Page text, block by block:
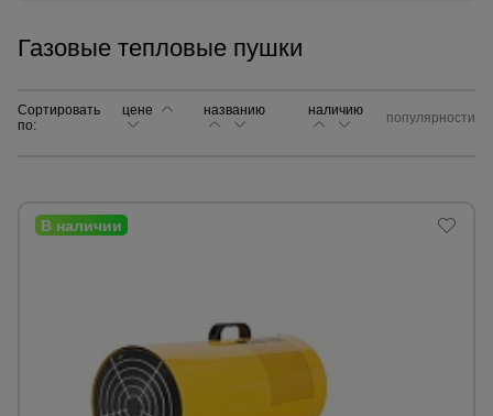
Газовые тепловые пушки
Сортировать
по:
цене названию наличию популярности